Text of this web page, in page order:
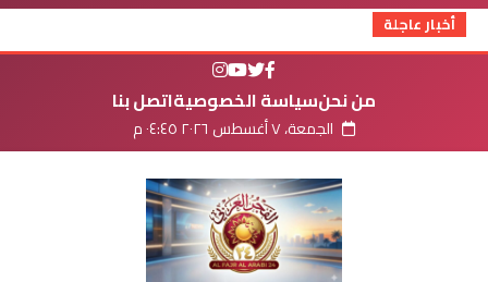
أخبار عاجلة
من نحنسياسة الخصوصيةاتصل بنا
الجمعة، ٧ أغسطس ٢٠٢٦ ٠٤:٤٥ م